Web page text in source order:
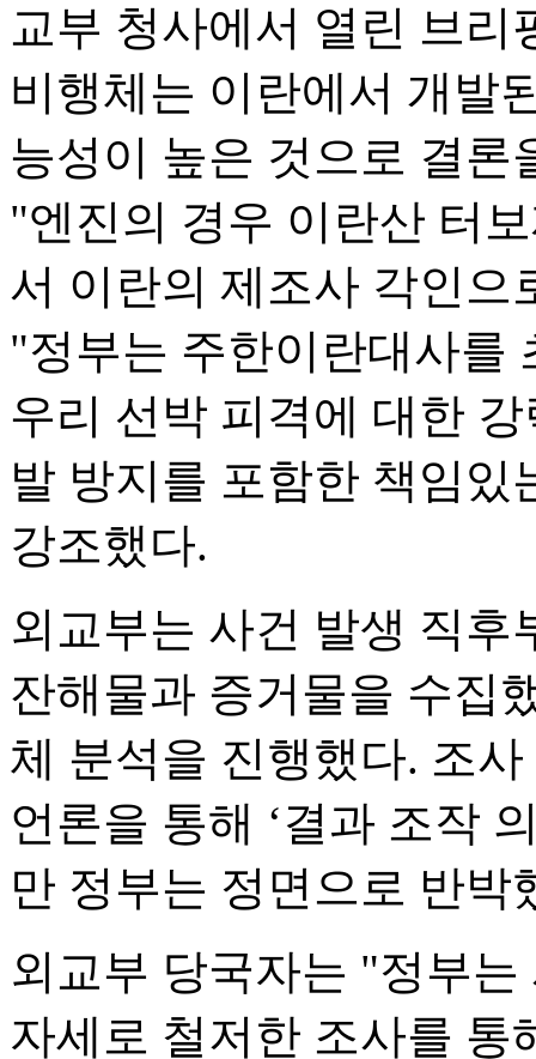
교부 청사에서 열린 브
비행체는 이란에서 개발
능성이 높은 것으로 결론
"엔진의 경우 이란산 터
서 이란의 제조사 각인으
"정부는 주한이란대사를
우리 선박 피격에 대한
발 방지를 포함한 책임
강조했다.
외교부는 사건 발생 직후
잔해물과 증거물을 수집
체 분석을 진행했다. 조
언론을 통해 ‘결과 조작
만 정부는 정면으로 반박
외교부 당국자는 "정부
자세로 철저한 조사를 통